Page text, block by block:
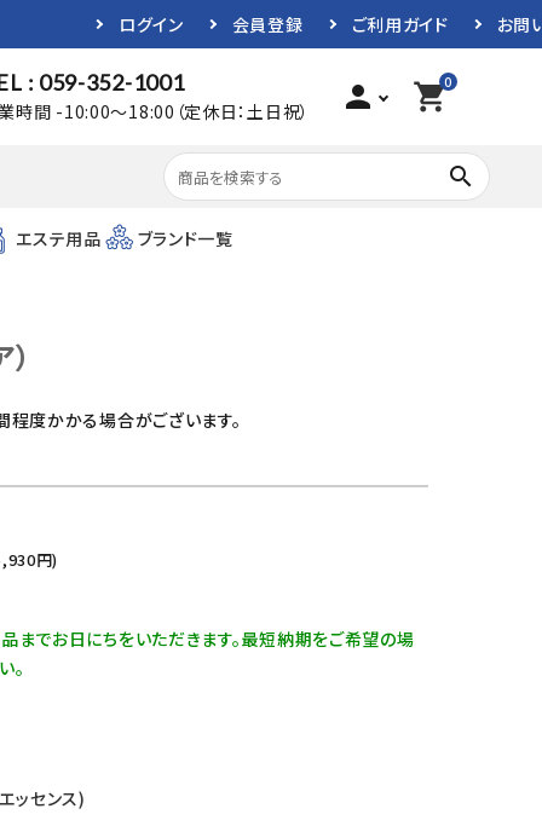
ログイン 会員登録 ご利用ガイド お問
: 059-352-1001
時間 -10:00～18:00（定休日：土日祝） person 0
shopping_cart
search
エステ用品 ブランド一覧
度かかる場合がございます。
円)
までお日にちをいただきます。最短納期をご希望の場
。
ッセンス)